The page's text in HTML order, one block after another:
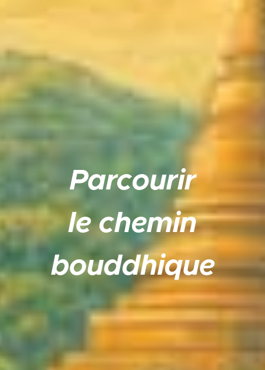
Parcourir
le chemin
bouddhique